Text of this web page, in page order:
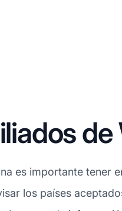
es importante tener
los países